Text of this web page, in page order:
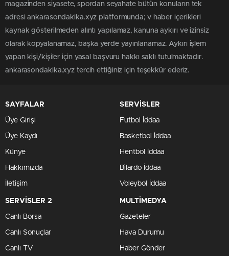
magazinden siyasete, spordan seyahate bütün konuların tek
adresi ankarasondakika.xyz platformunda; v haber içerikleri
kaynak gösterilmeden alıntı yapılamaz, kanuna aykırı ve izinsiz
olarak kopyalanamaz, başka yerde yayınlanamaz. Aykırı işlem
yapan kişi/kişiler için yasal başvuru hakkı saklı tutulmaktadır.
ankarasondakika.xyz tercih ettiğiniz için teşekkür ederiz.
SAYFALAR
Üye Girişi
Üye Kaydı
Künye
Hakkımızda
İletişim
SERVİSLER
Futbol İddaa
Basketbol İddaa
Hentbol İddaa
Bilardo İddaa
Voleybol İddaa
SERVİSLER 2
Canlı Borsa
Canlı Sonuçlar
Canlı TV
MULTİMEDYA
Gazeteler
Hava Durumu
Haber Gönder